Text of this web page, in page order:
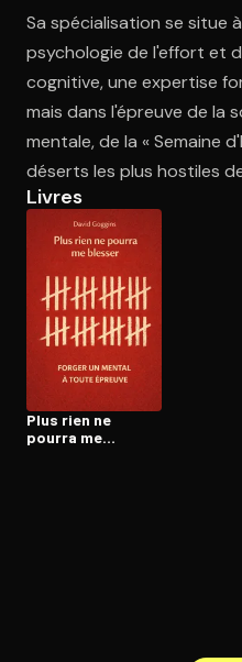
Ouvre l'app Appareil
Sa spécialisation se situe
psychologie de l'effort et
cognitive, une expertise
mais dans l'épreuve de la
mentale, de la « Semaine
déserts les plus hostiles
Livres
Plus rien ne
pourra me